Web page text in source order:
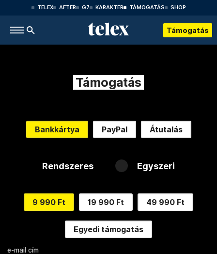
TELEX AFTER G7 KARAKTER TÁMOGATÁS SHOP
Támogatás
Támogatás
Bankkártya PayPal Átutalás
Rendszeres Egyszeri
9 990 Ft 19 990 Ft 49 990 Ft
Egyedi támogatás
e-mail cím